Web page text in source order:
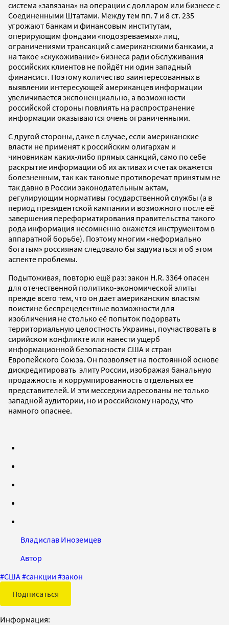
система «завязана» на операции с долларом или бизнесе с
Соединенными Штатами. Между тем пп. 7 и 8 ст. 235
угрожают банкам и финансовым институтам,
оперирующим фондами «подозреваемых» лиц,
ограничениями трансакций с американскими банками, а
на такое «скукоживание» бизнеса ради обслуживания
российских клиентов не пойдёт ни один западный
финансист. Поэтому количество заинтересованных в
выявлении интересующей американцев информации
увеличивается экспоненциально, а возможности
российской стороны повлиять на распространение
информации оказываются очень ограниченными.
С другой стороны, даже в случае, если американские
власти не применят к российским олигархам и
чиновникам каких-либо прямых санкций, само по себе
раскрытие информации об их активах и счетах окажется
болезненным, так как таковые противоречат принятым не
так давно в России законодательным актам,
регулирующим нормативы государственной службы (а в
период президентской кампании и возможного после её
завершения переформатирования правительства такого
рода информация несомненно окажется инструментом в
аппаратной борьбе). Поэтому многим «неформально
богатым» россиянам следовало бы задуматься и об этом
аспекте проблемы.
Подытоживая, повторю ещё раз: закон H.R. 3364 опасен
для отечественной политико-экономической элиты
прежде всего тем, что он дает американским властям
поистине беспрецедентные возможности для
изобличения не столько её попыток подорвать
территориальную целостность Украины, поучаствовать в
сирийском конфликте или нанести ущерб
информационной безопасности США и стран
Европейского Союза. Он позволяет на постоянной основе
дискредитировать элиту России, изображая банальную
продажность и коррумпированность отдельных ее
представителей. И эти месседжи адресованы не только
западной аудитории, но и российскому народу, что
намного опаснее.
Владислав Иноземцев
Автор
#США#санкции #закон
Подписаться
Информация: